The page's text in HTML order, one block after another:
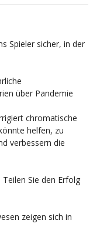
Spieler sicher, in der
über Pandemie
chromatische
helfen, zu
verbessern die
Sie den Erfolg
zeigen sich in